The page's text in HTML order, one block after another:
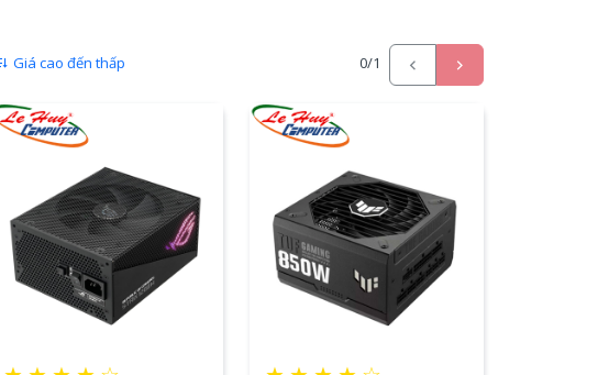
Giá cao đến thấp 0/1